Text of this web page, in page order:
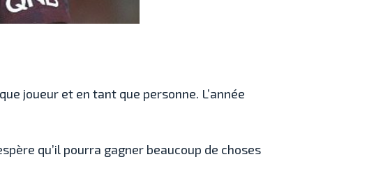
joueur et en tant que personne. L’année
qu’il pourra gagner beaucoup de choses